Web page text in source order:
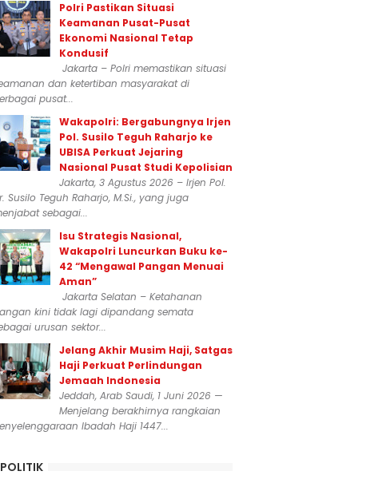
Polri Pastikan Situasi
Keamanan Pusat-Pusat
Ekonomi Nasional Tetap
Kondusif
Jakarta – Polri memastikan situasi
dan ketertiban masyarakat di
pusat...
Wakapolri: Bergabungnya Irjen
Pol. Susilo Teguh Raharjo ke
UBISA Perkuat Jejaring
Nasional Pusat Studi Kepolisian
Jakarta, 3 Agustus 2026 – Irjen Pol.
Susilo Teguh Raharjo, M.Si., yang juga
sebagai...
Isu Strategis Nasional,
Wakapolri Luncurkan Buku ke-
42 “Mengawal Pangan Menuai
Aman”
Jakarta Selatan – Ketahanan
kini tidak lagi dipandang semata
urusan sektor...
Jelang Akhir Musim Haji, Satgas
Haji Perkuat Perlindungan
Jemaah Indonesia
Jeddah, Arab Saudi, 1 Juni 2026 —
Menjelang berakhirnya rangkaian
Ibadah Haji 1447...
POLITIK